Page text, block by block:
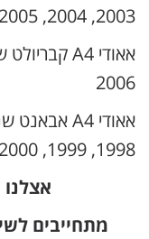
2003, 2004, 2005, 2006, 2007, 2008
2006
1998, 1999, 2000, 2001
מתחייבים